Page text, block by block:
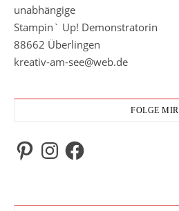
unabhängige
Stampin` Up! Demonstratorin
88662 Überlingen
kreativ-am-see@web.de
FOLGE MIR
PinterestInstagramFacebook